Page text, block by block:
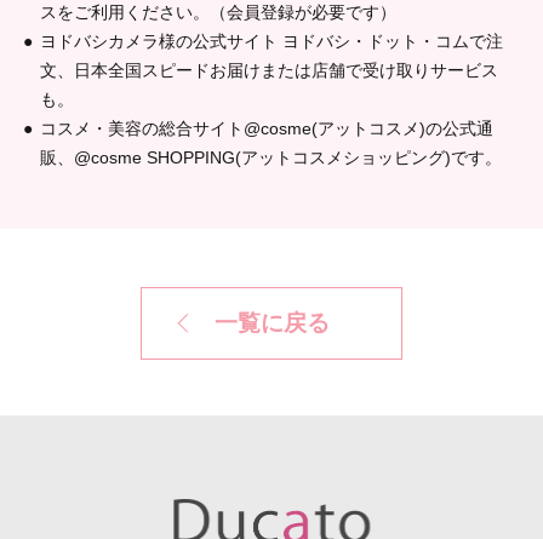
スをご利用ください。（会員登録が必要です）
ヨドバシカメラ様の公式サイト ヨドバシ・ドット・コムで注
文、日本全国スピードお届けまたは店舗で受け取りサービス
も。
コスメ・美容の総合サイト@cosme(アットコスメ)の公式通
販、@cosme SHOPPING(アットコスメショッピング)です。
一覧に戻る